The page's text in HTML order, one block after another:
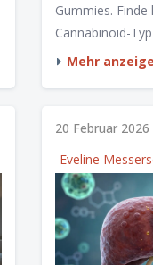
Gummies.
Cannabinoid-
Bedürfnissen
Mehr
20 Februar 2026
Eveline